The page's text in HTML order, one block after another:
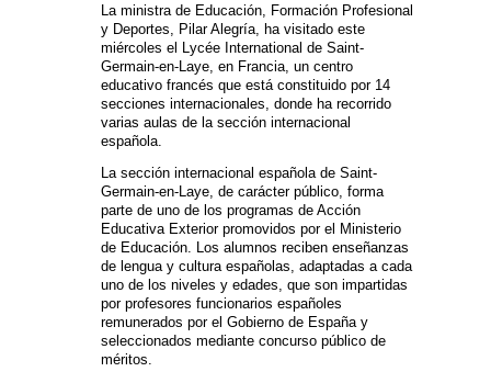
La ministra de Educación, Formación Profesional
y Deportes, Pilar Alegría, ha visitado este
miércoles el Lycée International de Saint-
Germain-en-Laye, en Francia, un centro
educativo francés que está constituido por 14
secciones internacionales, donde ha recorrido
varias aulas de la sección internacional
española.
La sección internacional española de Saint-
Germain-en-Laye, de carácter público, forma
parte de uno de los programas de Acción
Educativa Exterior promovidos por el Ministerio
de Educación. Los alumnos reciben enseñanzas
de lengua y cultura españolas, adaptadas a cada
uno de los niveles y edades, que son impartidas
por profesores funcionarios españoles
remunerados por el Gobierno de España y
seleccionados mediante concurso público de
méritos.